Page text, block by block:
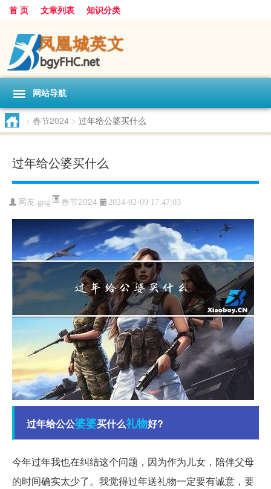
首 页 文章列表 知识分类
网站导航
> 春节2024 > 过年给公婆买什么
过年给公婆买什么
网友:gng 春节2024 2024-02-09 17:47:03
过年给公公婆婆买什么礼物好?
今年过年我也在纠结这个问题，因为作为儿女，陪伴父母
的时间确实太少了。我觉得过年送礼物一定要有诚意，要